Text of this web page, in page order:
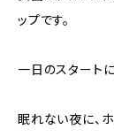
ップです。
一日のスタート
眠れない夜に、